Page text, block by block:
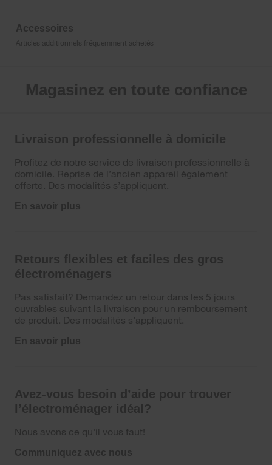
Accessoires
Articles additionnels fréquemment achetés
Magasinez en toute confiance
Livraison professionnelle à domicile
Profitez de notre service de livraison professionnelle à
domicile. Reprise de l’ancien appareil également
offerte. Des modalités s’appliquent.
En savoir plus
Retours flexibles et faciles des gros
électroménagers
Pas satisfait? Demandez un retour dans les 5 jours
ouvrables suivant la livraison pour un remboursement
de produit. Des modalités s’appliquent.
En savoir plus
Avez-vous besoin d’aide pour trouver
l’électroménager idéal?
Nous avons ce qu'il vous faut!
Communiquez avec nous